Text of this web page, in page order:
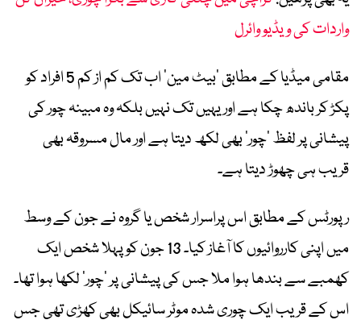
واردات کی ویڈیو وائرل
مقامی میڈیا کے مطابق ’بیٹ مین‘ اب تک کم از کم 5 افراد کو
پکڑ کر باندھ چکا ہے اور یہیں تک نہیں بلکہ وہ مبینہ چور کی
پیشانی پر لفظ ’چور‘ بھی لکھ دیتا ہے اور مال مسروقہ بھی
قریب ہی چھوڑ دیتا ہے۔
رپورٹس کے مطابق اس پراسرار شخص یا گروہ نے جون کے وسط
میں اپنی کارروائیوں کا آغاز کیا۔ 13 جون کو پہلا شخص ایک
کھمبے سے بندھا ہوا ملا جس کی پیشانی پر ’چور‘ لکھا ہوا تھا۔
اس کے قریب ایک چوری شدہ موٹر سائیکل بھی کھڑی تھی جس